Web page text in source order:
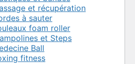
et récupération
à sauter
foam roller
et Steps
Ball
fitness